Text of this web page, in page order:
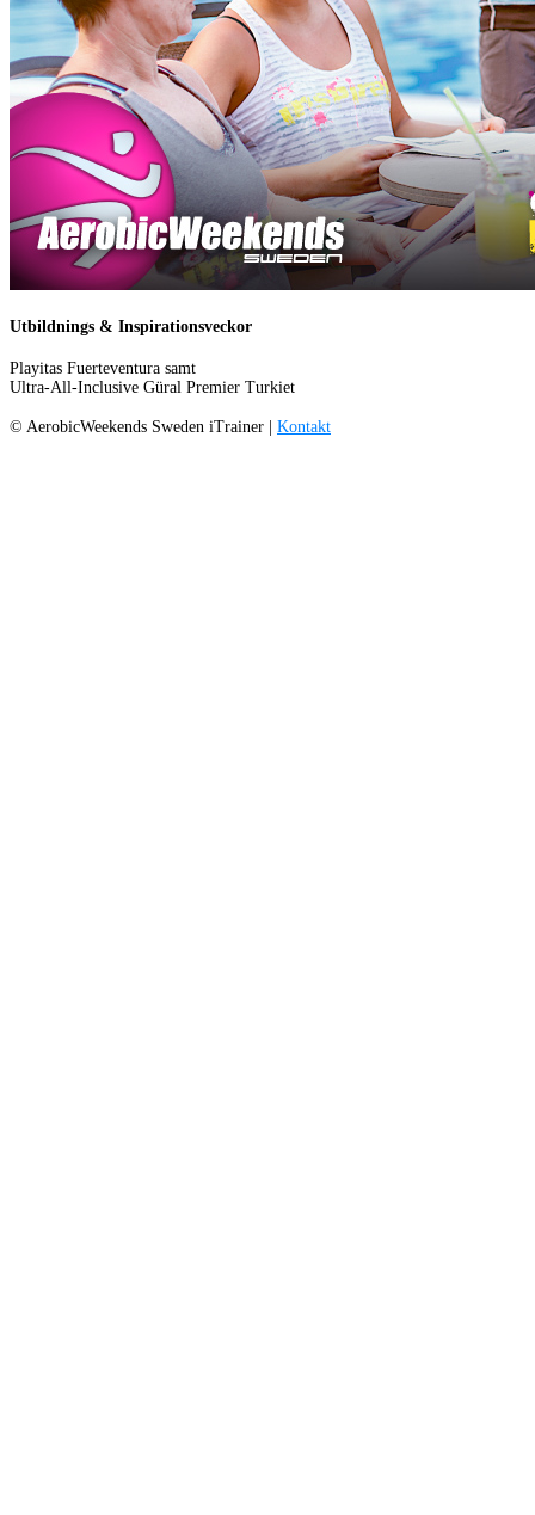
Utbildnings & Inspirationsveckor
Playitas Fuerteventura samt
Ultra-All-Inclusive Güral Premier Turkiet
© AerobicWeekends Sweden iTrainer | Kontakt